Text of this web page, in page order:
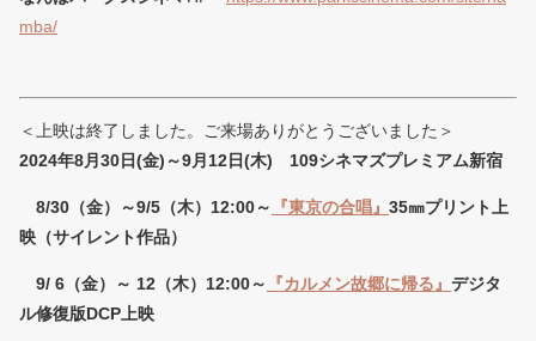
mba/
＜上映は終了しました。ご来場ありがとうございました＞
2024年8月30日(金)～9月12日(木) 109シネマズプレミアム新宿
8/30（金）～9/5（木）12:00～ 『東京の合唱』 35㎜プリント上
映（サイレント作品）
9/ 6（金）～ 12（木）12:00～ 『カルメン故郷に帰る』 デジタ
ル修復版DCP上映